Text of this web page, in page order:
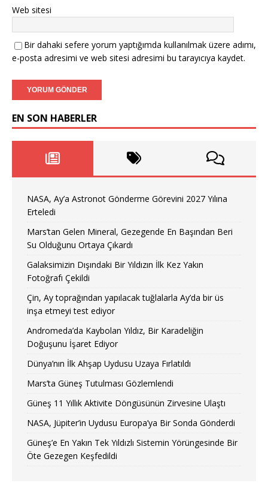
Web sitesi
Bir dahaki sefere yorum yaptığımda kullanılmak üzere adımı,
e-posta adresimi ve web sitesi adresimi bu tarayıcıya kaydet.
EN SON HABERLER
NASA, Ay’a Astronot Gönderme Görevini 2027 Yılına
Erteledi
Mars’tan Gelen Mineral, Gezegende En Başından Beri
Su Olduğunu Ortaya Çıkardı
Galaksimizin Dışındaki Bir Yıldızın İlk Kez Yakın
Fotoğrafı Çekildi
Çin, Ay toprağından yapılacak tuğlalarla Ay’da bir üs
inşa etmeyi test ediyor
Andromeda’da Kaybolan Yıldız, Bir Karadeliğin
Doğuşunu İşaret Ediyor
Dünya’nın İlk Ahşap Uydusu Uzaya Fırlatıldı
Mars’ta Güneş Tutulması Gözlemlendi
Güneş 11 Yıllık Aktivite Döngüsünün Zirvesine Ulaştı
NASA, Jüpiter’in Uydusu Europa’ya Bir Sonda Gönderdi
Güneş’e En Yakın Tek Yıldızlı Sistemin Yörüngesinde Bir
Öte Gezegen Keşfedildi